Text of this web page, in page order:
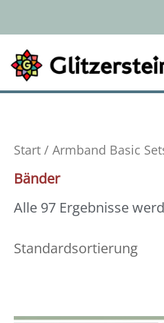
springen
Start / Armband Basic
Bänder
Alle 97 Ergebnisse